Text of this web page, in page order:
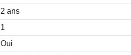
2 ans
1
Oui